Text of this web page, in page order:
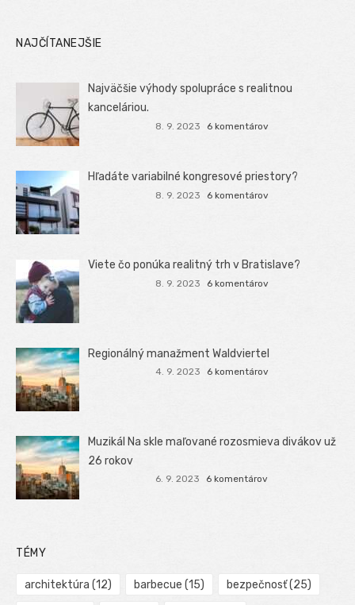
NAJČÍTANEJŠIE
Najväčšie výhody spolupráce s realitnou
kanceláriou.
8. 9. 2023 6 komentárov
Hľadáte variabilné kongresové priestory?
8. 9. 2023 6 komentárov
Viete čo ponúka realitný trh v Bratislave?
8. 9. 2023 6 komentárov
Regionálný manažment Waldviertel
4. 9. 2023 6 komentárov
Muzikál Na skle maľované rozosmieva divákov už
26 rokov
6. 9. 2023 6 komentárov
TÉMY
architektúra (12) barbecue (15) bezpečnosť(25)